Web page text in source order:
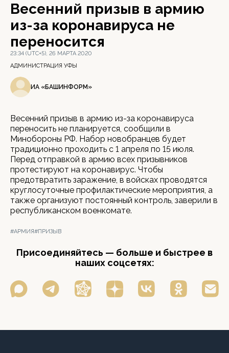
Весенний призыв в армию
из-за коронавируса не
переносится
23:34 (UTC+5), 26 МАРТА 2020
АДМИНИСТРАЦИЯ УФЫ
ИА «БАШИНФОРМ»
Весенний призыв в армию из-за коронавируса
переносить не планируется, сообщили в
Минобороны РФ. Набор новобранцев будет
традиционно проходить с 1 апреля по 15 июля.
Перед отправкой в армию всех призывников
протестируют на коронавирус. Чтобы
предотвратить заражение, в войсках проводятся
круглосуточные профилактические мероприятия, а
также организуют постоянный контроль, заверили в
республиканском военкомате.
#АРМИЯ#ПРИЗЫВ
Присоединяйтесь — больше и быстрее в
наших соцсетях: